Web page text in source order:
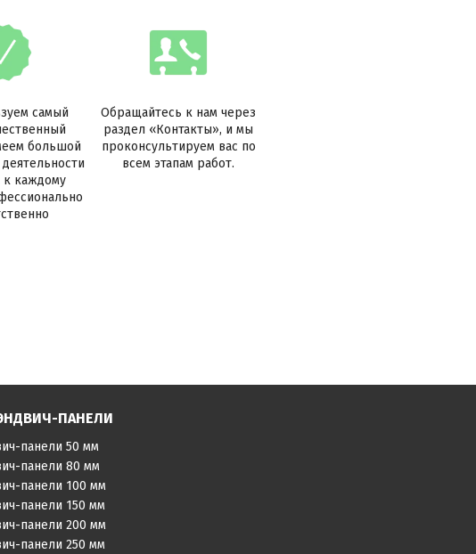
самый
большой
к каждому
Обращайтесь к нам через
раздел «Контакты», и мы
проконсультируем вас по
всем этапам работ.
ПАНЕЛИ
панели 50 мм
панели 80 мм
панели 100 мм
панели 150 мм
панели 200 мм
панели 250 мм